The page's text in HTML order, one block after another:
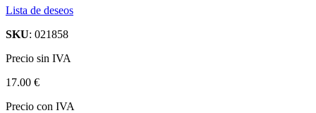
Lista de deseos
SKU: 021858
Precio sin IVA
17.00 €
Precio con IVA